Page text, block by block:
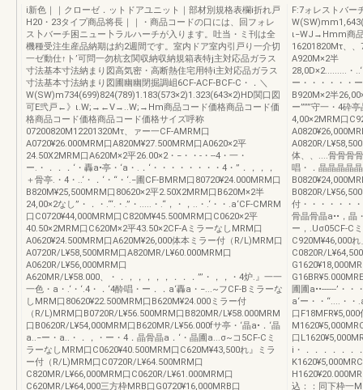
i新色｜｜クローゼ．ットドアユニット｜部材別規格表欄i折れ戸
H20・23タイプ商品将長｜｜・商品コードの口には、回フォレ
ス卜バーチ困ニュー卜ラルハーチが入ります。吐当・ミ刊は全
機種受注生産品納期は約2週間です。室内ドア室内引戸り一介切
一ゼ動仕↑ト’可問一勿杭玄関収納収納規箱表特j主対応品ガラス
寸法基本寸法納まり図高気密・高断熱住宅用特i主対応品ガラス
寸法基本寸法納まり図圃幽幽閉掘調岨6CF-ACF-BCF-C・．＼
W(SW)m734(699)824(789)1.183(573×2)1.323(643×2)HD関口図
可E弐戸←》ι.W;→←V→..W;→Hm商品コード価格商品コード価
格商品コード価格商品コード価格サイズ呼称
07200820M12201320Mτ、ァー一CF-AMRM口
A0720¥26.000MRM口A820M¥27.500MRM口A0620×2平
24.50X2MRM口A620M×2平26.00×2・−・・-・--4・一・
ー.・．．．‘・轟a•亭・‘a・.．‘・・・・・・・・4・”．，，，
＋骨亭.・4・..‘・．‘・“・‘.−圃CF-BMRM口80720¥24.000MRM口
B820M¥25,500MRM口80620×2平2.50X2MRM口B620M×2半
24,00×2なし”・．・.“‘.・.”・.....・.“，・，..・.‘・・.a‘CF-CMRM
口C0720¥44,000MRM口C820M¥45.500MRM口C0620×2平
40.50×2MRM口C620M×2平43.50×2CF-AミラーなしMRM口
A0620¥24.500MRM口A620M¥26,000体本ミラー付（R/L)MRM口
A0720R/L¥58,500MRM口A820MR/L¥60.000MRM口
A0620R/L¥56,000MRM口
A620MR/L¥58.000、・．，，，，，．．．”’・，，・4炉.』一一
一色・a・.‘・‘.4・．‘4酔唱・ー．．a‘轟a・−...~フCF-Bミラーな
しMRM口80620¥22.500MRM口B620M¥24.000ミラー付
（R/L)MRM口B0720R/L¥56.500MRM口B820MR/L¥58.000MRM
口B0620R/L¥54,000MRM口B620MR/L¥56.000fサ亭・‘晶a•．‘晶
a..−ー・a..・．，・ー・4．晶骨晶a．‘・晶圃a...σ~コ5CF-Cミ
ラーなしMRM口C0620¥40.500MRM口C620M¥43,500れ』ミラ
ー付（R/L)MRM口C0720R/L¥64.500MRM口
C820MR/L¥66,000MRM口C0620R/L¥61.000MRM口
C620MR/L¥64,000三方枠MRB口G0720¥16,000MRB口
F:7ォレストバー
ι−WJ→Hmm商
16201820Mτ、
A920M×2半
28,0D×2.........・
ー・・・・・・
B920M×2半
ー”””守一・4砕
4,00×2MRM口
A0820R/
体、、....骨骨骨
唱・．晶晶晶晶晶
B0820R/
付・・・・・・
骨晶骨晶a••，晶
ー，.Uσ05CF-C
C920M¥46,000
C0820R/
圃圃a••------’・
a‘ー・・“....・・
口
口
i・．．．．．．
込：：同下枠一